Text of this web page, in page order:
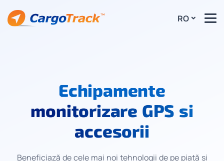
RO
Echipamente
monitorizare GPS si
accesorii
Beneficiază de cele mai noi tehnologii de pe piață și